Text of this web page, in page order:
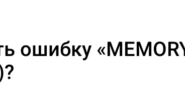
ошибку